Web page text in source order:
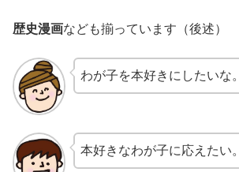
歴史漫画なども揃っています（後述）
わが子を本好きにしたいな。
本好きなわが子に応えたい。